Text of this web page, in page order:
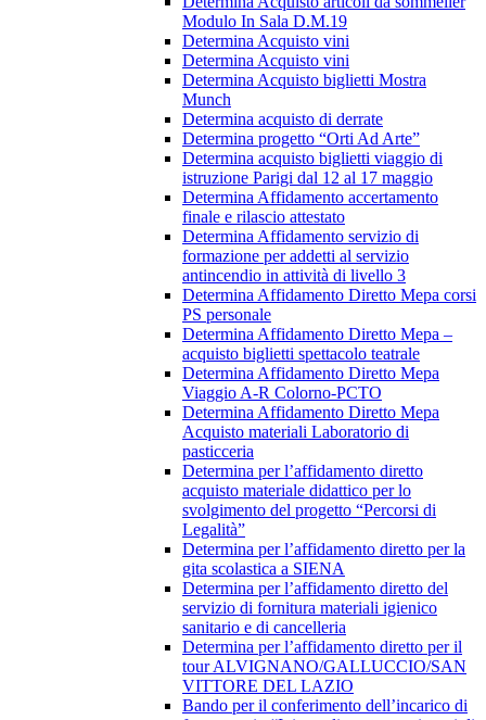
Modulo In Sala D.M.19
Determina Acquisto vini
Determina Acquisto vini
Determina Acquisto biglietti Mostra
Munch
Determina acquisto di derrate
Determina progetto “Orti Ad Arte”
Determina acquisto biglietti viaggio di
istruzione Parigi dal 12 al 17 maggio
Determina Affidamento accertamento
finale e rilascio attestato
Determina Affidamento servizio di
formazione per addetti al servizio
antincendio in attività di livello 3
Determina Affidamento Diretto Mepa corsi
PS personale
Determina Affidamento Diretto Mepa –
acquisto biglietti spettacolo teatrale
Determina Affidamento Diretto Mepa
Viaggio A-R Colorno-PCTO
Determina Affidamento Diretto Mepa
Acquisto materiali Laboratorio di
pasticceria
Determina per l’affidamento diretto
acquisto materiale didattico per lo
svolgimento del progetto “Percorsi di
Legalità”
Determina per l’affidamento diretto per la
gita scolastica a SIENA
Determina per l’affidamento diretto del
servizio di fornitura materiali igienico
sanitario e di cancelleria
Determina per l’affidamento diretto per il
tour ALVIGNANO/GALLUCCIO/SAN
VITTORE DEL LAZIO
Bando per il conferimento dell’incarico di